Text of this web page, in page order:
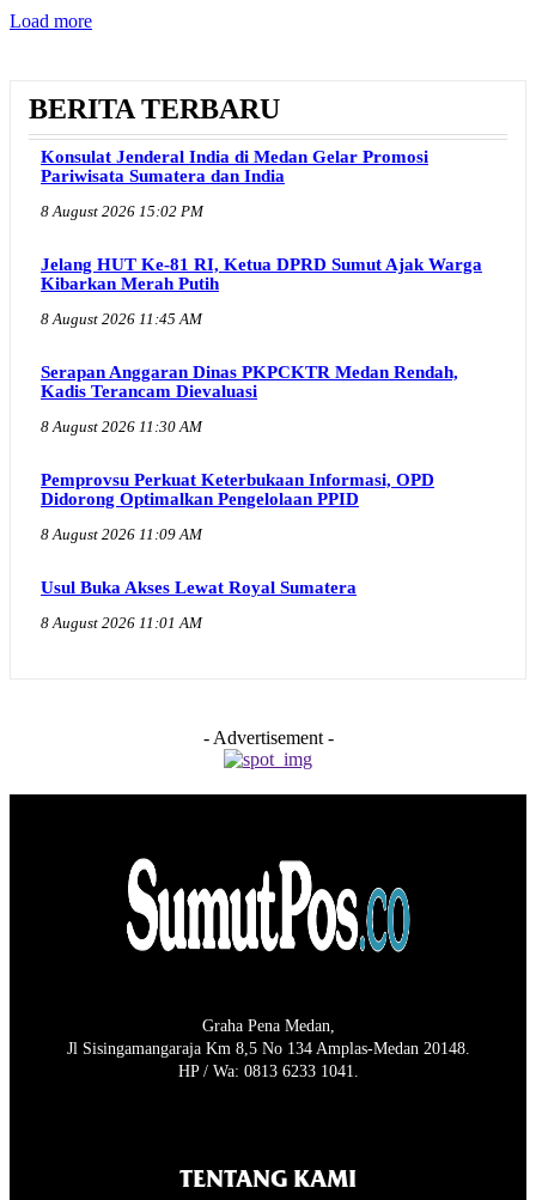
Load more
BERITA TERBARU
Konsulat Jenderal India di Medan Gelar Promosi
Pariwisata Sumatera dan India
8 August 2026 15:02 PM
Jelang HUT Ke-81 RI, Ketua DPRD Sumut Ajak Warga
Kibarkan Merah Putih
8 August 2026 11:45 AM
Serapan Anggaran Dinas PKPCKTR Medan Rendah,
Kadis Terancam Dievaluasi
8 August 2026 11:30 AM
Pemprovsu Perkuat Keterbukaan Informasi, OPD
Didorong Optimalkan Pengelolaan PPID
8 August 2026 11:09 AM
Usul Buka Akses Lewat Royal Sumatera
8 August 2026 11:01 AM
- Advertisement -
Graha Pena Medan,
Jl Sisingamangaraja Km 8,5 No 134 Amplas-Medan 20148.
HP / Wa: 0813 6233 1041.
TENTANG KAMI